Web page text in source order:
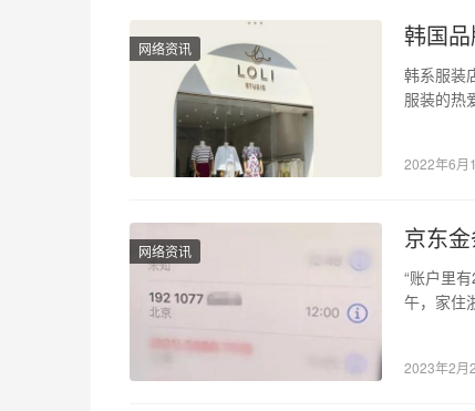
网络资讯 韩国
韩系服装
服装的热
2022年6月
网络资讯 京东
“账户里
午，家住
2023年2月